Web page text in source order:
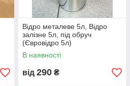
Відро металеве 5л, Відро
залізне 5л, під обруч
(Євровідро 5л)
В наявності
від 290 ₴